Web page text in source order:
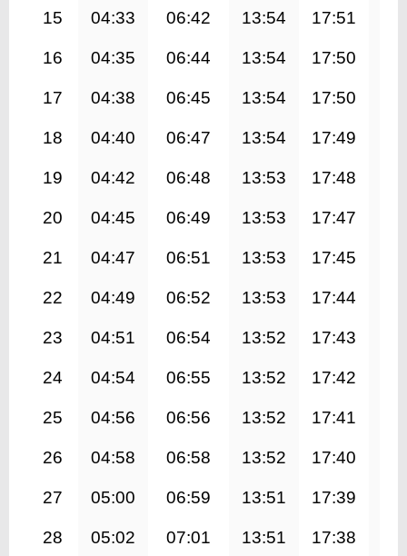
15 04:33 06:42 13:54 17:51
16 04:35 06:44 13:54 17:50
17 04:38 06:45 13:54 17:50
18 04:40 06:47 13:54 17:49
19 04:42 06:48 13:53 17:48
20 04:45 06:49 13:53 17:47
21 04:47 06:51 13:53 17:45
22 04:49 06:52 13:53 17:44
23 04:51 06:54 13:52 17:43
24 04:54 06:55 13:52 17:42
25 04:56 06:56 13:52 17:41
26 04:58 06:58 13:52 17:40
27 05:00 06:59 13:51 17:39
28 05:02 07:01 13:51 17:38